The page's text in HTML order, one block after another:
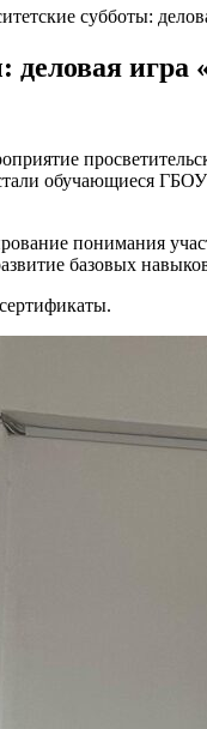
субботы:
деловая
стали обучающиеся
понимания
базовых